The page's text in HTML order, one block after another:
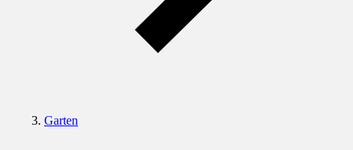
Garten